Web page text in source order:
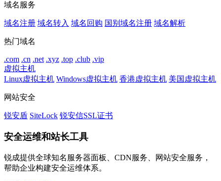
域名服务
域名注册 域名转入 域名回购 国别域名注册 域名解析
热门域名
.com .cn .net .xyz .top .club .vip
虚拟主机
Linux虚拟主机 Windows虚拟主机 香港虚拟主机 美国虚拟主机
网站安全
锐安盾 SiteLock 锐安信SSL证书
安全运维和站长工具
锐成提供全球知名服务器面板、CDN服务、网站安全服务，
帮助企业构建安全运维体系。